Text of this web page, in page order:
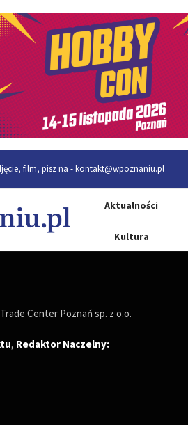
film, pisz na -kontakt@wpoznaniu.pl
Aktualności
Kultura
Center Poznań sp. z o.o.
, Redaktor Naczelny: